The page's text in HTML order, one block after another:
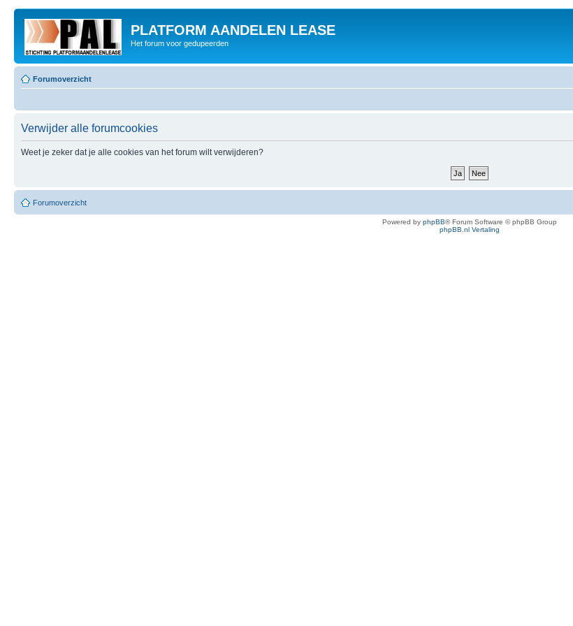
PLATFORM AANDELEN LEASE
Het forum voor gedupeerden
Forumoverzicht
Verwijder alle forumcookies
Weet je zeker dat je alle cookies van het forum wilt verwijderen?
Forumoverzicht
Powered by phpBB® Forum Software © phpBB Group
phpBB.nl Vertaling